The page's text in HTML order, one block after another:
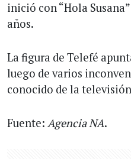
inició con “Hola
años.
La figura de Telefé
luego de varios
conocido de la
Fuente: Agencia NA.